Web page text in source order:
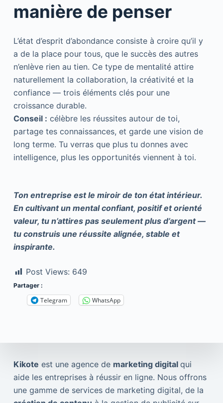
manière de penser
L’état d’esprit d’abondance consiste à croire qu’il y
a de la place pour tous, que le succès des autres
n’enlève rien au tien. Ce type de mentalité attire
naturellement la collaboration, la créativité et la
confiance — trois éléments clés pour une
croissance durable.
Conseil : célèbre les réussites autour de toi,
partage tes connaissances, et garde une vision de
long terme. Tu verras que plus tu donnes avec
intelligence, plus les opportunités viennent à toi.
Ton entreprise est le miroir de ton état intérieur.
En cultivant un mental confiant, positif et orienté
valeur, tu n’attires pas seulement plus d’argent —
tu construis une réussite alignée, stable et
inspirante.
Post Views: 649
Partager :
Telegram WhatsApp
Kikote est une agence de marketing digital qui
aide les entreprises à réussir en ligne. Nous offrons
une gamme de services de marketing digital, de la